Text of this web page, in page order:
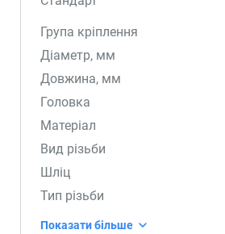
Група кріплення
Діаметр, мм
Довжина, мм
Головка
Матеріал
Вид різьби
Шліц
Тип різьби
Показати більше